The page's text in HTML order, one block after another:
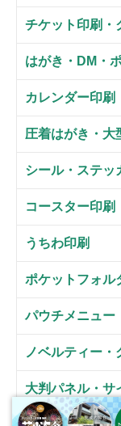
チケット印刷・
はがき・DM・
カレンダー印刷
圧着はがき・大
シール・ステッ
コースター印刷
うちわ印刷
ポケットフォル
パウチメニュー
ノベルティー
大判パネル・サ